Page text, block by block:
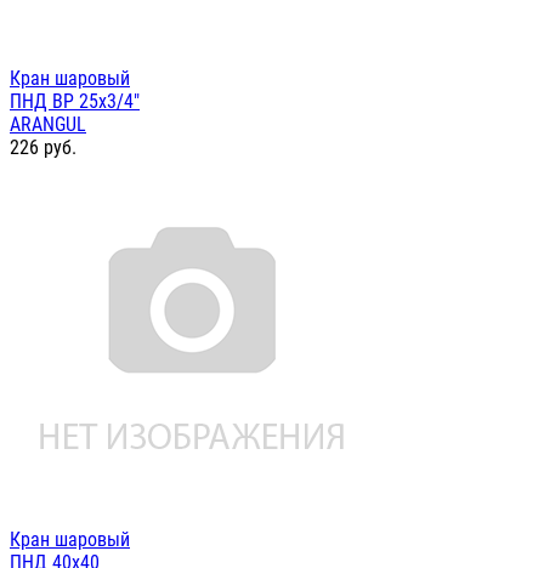
Кран шаровый
ПНД ВР 25х3/4"
ARANGUL
226 руб.
Кран шаровый
ПНД 40х40